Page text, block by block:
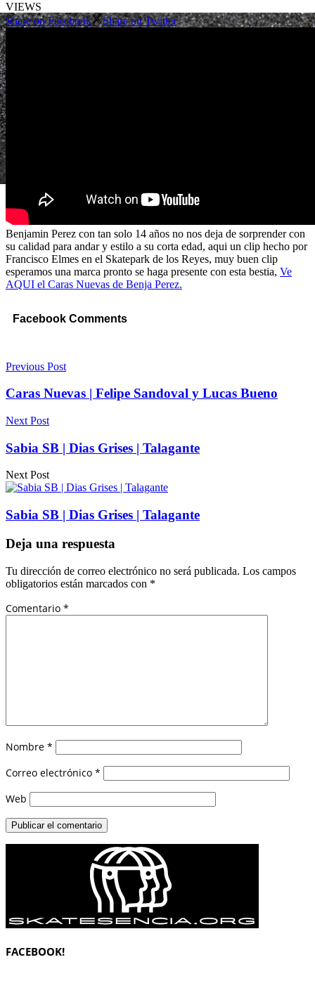
VIEWS
Share on Facebook
Share on Twitter
Benjamin Perez con tan solo 14 años no nos deja de sorprender con
su calidad para andar y estilo a su corta edad, aqui un clip hecho por
Francisco Elmes en el Skatepark de los Reyes, muy buen clip
esperamos una marca pronto se haga presente con esta bestia, Ve
AQUI el Caras Nuevas de Benja Perez.
Facebook Comments
Previous Post
Caras Nuevas | Felipe Sandoval y Lucas Bueno
Next Post
Sabia SB | Dias Grises | Talagante
Next Post
Sabia SB | Dias Grises | Talagante
Deja una respuesta
Tu dirección de correo electrónico no será publicada. Los campos
obligatorios están marcados con *
Comentario *
Nombre *
Correo electrónico *
Web
FACEBOOK!